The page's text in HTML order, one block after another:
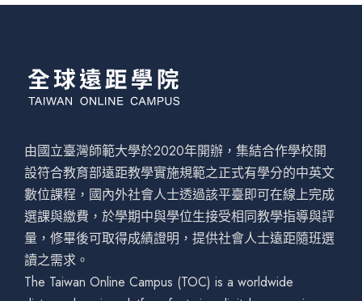
由國立臺灣師範大學於2020年開辦，集結合作學校開
設符合教育部遠距教學實施規範之正式有學分的中英文
數位課程，國內外社會人士透過該平臺即可在線上完成
選課與繳費，於學期中與學位生接受相同教學指導與評
量，修畢後可取得成績證明，提供社會人士遠距隨班選
讀之需求。
The Taiwan Online Campus (TOC) is a worldwide